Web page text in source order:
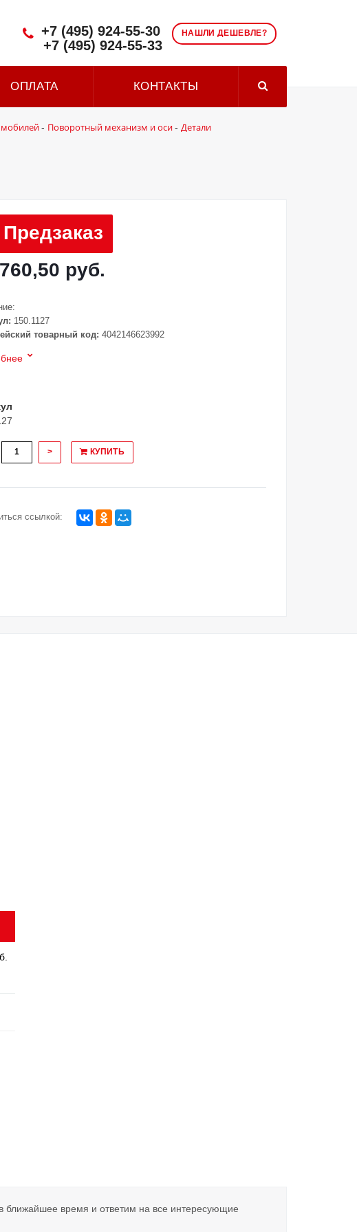
НАШЛИ ДЕШЕВЛЕ?
+7 (495) 924-55-30
+7 (495) 924-55-33
ОПЛАТА КОНТАКТЫ
- Поворотный механизм и оси- Детали
Предзаказ
руб.
150.1127
товарный код: 4042146623992
> КУПИТЬ
ссылкой:
время и ответим на все интересующие